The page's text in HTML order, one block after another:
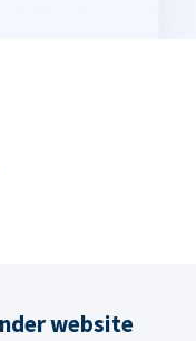
website